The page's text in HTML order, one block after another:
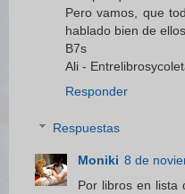
Pero vamos, que
hablado bien de ellos.
B7s
Ali -
Responder
Respuestas
Moniki 8 de
Por libros en lista